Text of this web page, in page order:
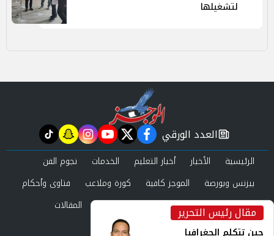
لتشغيلها
مقال رئيس التحرير
حين تتكلم الجغرافيا
newspaper
العدد الورقي facebook
twitter
youtube
instagram
snapchat
tiktok
الرئيسية الأخبار أخبار التعليم الخدمات
نجوم الفن
بيزنس وبورصة
الموجز كافية كورة وملاعب
فتاوى وأحكام
صحة وجمال
عرب وعالم حوادث ومحاكم
المقالات
العدد الورقي